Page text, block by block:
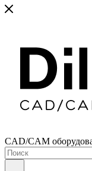
CAD/CAM